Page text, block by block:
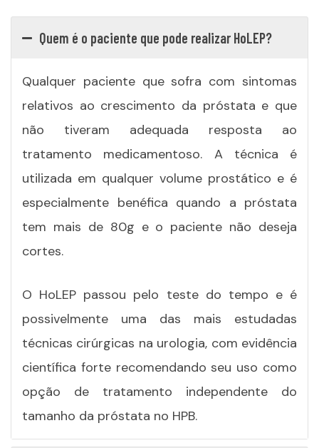
Quem é o paciente que pode realizar HoLEP?
Qualquer paciente que sofra com sintomas
relativos ao crescimento da próstata e que
não tiveram adequada resposta ao
tratamento medicamentoso. A técnica é
utilizada em qualquer volume prostático e é
especialmente benéfica quando a próstata
tem mais de 80g e o paciente não deseja
cortes.
O HoLEP passou pelo teste do tempo e é
possivelmente uma das mais estudadas
técnicas cirúrgicas na urologia, com evidência
científica forte recomendando seu uso como
opção de tratamento independente do
tamanho da próstata no HPB.